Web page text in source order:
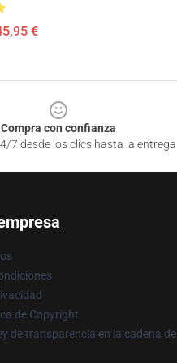
€
Compra con confianza
7 desde los clics hasta la entrega
de Copyright
de transparencia en la cadena de